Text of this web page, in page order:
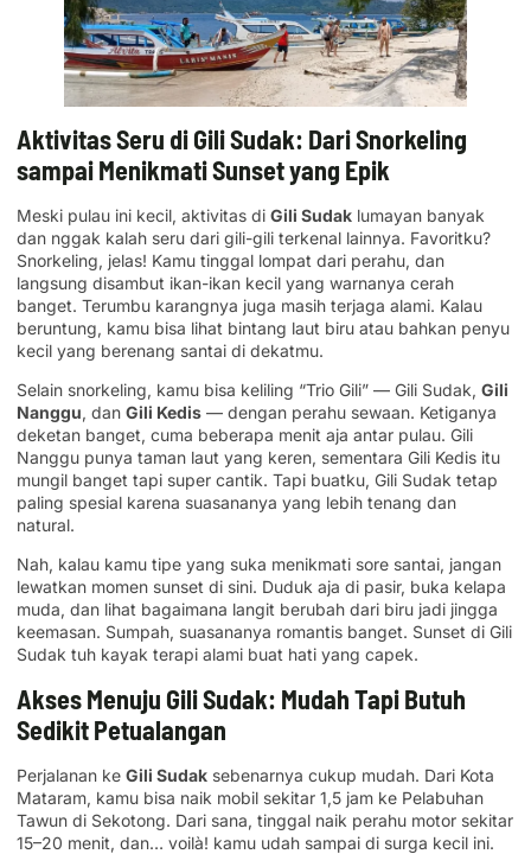
Aktivitas Seru di Gili Sudak: Dari Snorkeling
sampai Menikmati Sunset yang Epik
Meski pulau ini kecil, aktivitas di Gili Sudak lumayan banyak
dan nggak kalah seru dari gili-gili terkenal lainnya. Favoritku?
Snorkeling, jelas! Kamu tinggal lompat dari perahu, dan
langsung disambut ikan-ikan kecil yang warnanya cerah
banget. Terumbu karangnya juga masih terjaga alami. Kalau
beruntung, kamu bisa lihat bintang laut biru atau bahkan penyu
kecil yang berenang santai di dekatmu.
Selain snorkeling, kamu bisa keliling “Trio Gili” — Gili Sudak, Gili
Nanggu, dan Gili Kedis — dengan perahu sewaan. Ketiganya
deketan banget, cuma beberapa menit aja antar pulau. Gili
Nanggu punya taman laut yang keren, sementara Gili Kedis itu
mungil banget tapi super cantik. Tapi buatku, Gili Sudak tetap
paling spesial karena suasananya yang lebih tenang dan
natural.
Nah, kalau kamu tipe yang suka menikmati sore santai, jangan
lewatkan momen sunset di sini. Duduk aja di pasir, buka kelapa
muda, dan lihat bagaimana langit berubah dari biru jadi jingga
keemasan. Sumpah, suasananya romantis banget. Sunset di Gili
Sudak tuh kayak terapi alami buat hati yang capek.
Akses Menuju Gili Sudak: Mudah Tapi Butuh
Sedikit Petualangan
Perjalanan ke Gili Sudak sebenarnya cukup mudah. Dari Kota
Mataram, kamu bisa naik mobil sekitar 1,5 jam ke Pelabuhan
Tawun di Sekotong. Dari sana, tinggal naik perahu motor sekitar
15–20 menit, dan… voilà! kamu udah sampai di surga kecil ini.